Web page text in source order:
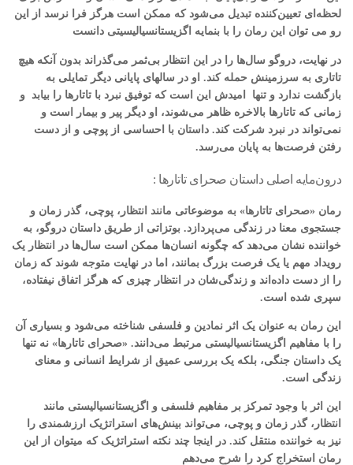
لحظه‌ای تعیین‌کننده تبدیل می‌شود که ممکن است هرگز فرا نرسد از این
رو می توان این رمان را با بنمایه اگزیستانسیالیسیتی دانست
در نهایت، دروگو سال‌ها را در این انتظار بی‌ثمر می‌گذراند بدون آنکه هیچ
تاتاری به سرزمینش حمله کند. او در سالهای پایانی دیگر تمایلی به
بازگشت ندارد و تنها امیدش این است که توفیق نبرد با تاتارها را بیابد و
زمانی که تاتارها بالاخره ظاهر می‌شوند، او دیگر پیر و بیمار است و
نمی‌تواند در نبرد شرکت کند. داستان با احساسی از پوچی و از دست
رفتن فرصت‌ها به پایان می‌رسد.
درون‌مایه اصلی داستان صحرای تاتارها :
رمان «صحرای تاتارها» به موضوعاتی مانند انتظار، پوچی، گذر زمان و
جستجوی معنا در زندگی می‌پردازد. بوتزاتی از طریق داستان دروگو، به
خواننده نشان می‌دهد که چگونه انسان‌ها ممکن است سال‌ها در انتظار یک
رویداد مهم یا یک فرصت بزرگ بمانند، اما در نهایت متوجه شوند که زمان
را از دست داده‌اند و زندگی‌شان در انتظار چیزی که هرگز اتفاق نیفتاده،
سپری شده است.
این رمان به عنوان یک اثر نمادین و فلسفی شناخته می‌شود و بسیاری آن
را با مفاهیم اگزیستانسیالیستی مرتبط می‌دانند. «صحرای تاتارها» نه تنها
یک داستان جنگی، بلکه یک بررسی عمیق از شرایط انسانی و معنای
زندگی است.
این اثر با وجود تمرکز بر مفاهیم فلسفی و اگزیستانسیالیستی مانند
انتظار، گذر زمان و پوچی، می‌تواند بینش‌های استراتژیک ارزشمندی را
نیز به خواننده منتقل کند. در اینجا چند نکته استراتژیک که میتوان از این
رمان استخراج کرد را شرح می‌دهم